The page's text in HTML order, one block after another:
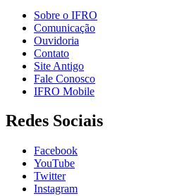
Sobre o IFRO
Comunicação
Ouvidoria
Contato
Site Antigo
Fale Conosco
IFRO Mobile
Redes Sociais
Facebook
YouTube
Twitter
Instagram